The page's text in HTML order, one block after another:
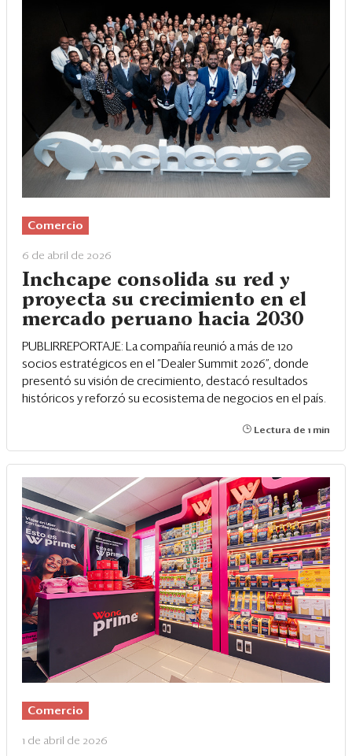
Comercio
6 de abril de 2026
Inchcape consolida su red y
proyecta su crecimiento en el
mercado peruano hacia 2030
PUBLIRREPORTAJE: La compañía reunió a más de 120
socios estratégicos en el “Dealer Summit 2026”, donde
presentó su visión de crecimiento, destacó resultados
históricos y reforzó su ecosistema de negocios en el país.
Lectura de 1 min
Comercio
1 de abril de 2026